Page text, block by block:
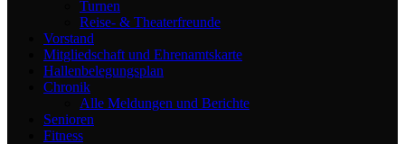
Turnen
Reise- & Theaterfreunde
Vorstand
Mitgliedschaft und Ehrenamtskarte
Hallenbelegungsplan
Chronik
Alle Meldungen und Berichte
Senioren
Fitness